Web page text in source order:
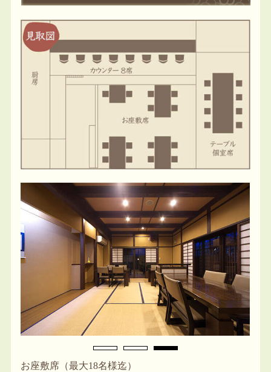
カウンター席(6席)
テーブル個室席(8席)
お座敷席（最大18名様迄）